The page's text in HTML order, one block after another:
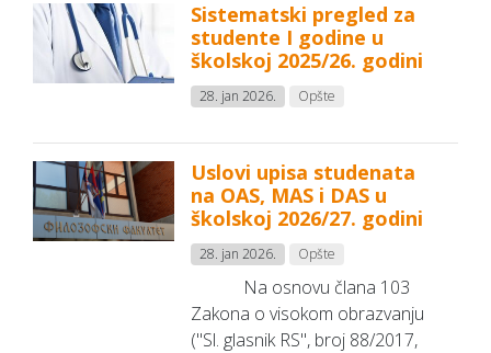
Sistematski pregled za
studente I godine u
školskoj 2025/26. godini
28. jan 2026. Opšte
Uslovi upisa studenata
na OAS, MAS i DAS u
školskoj 2026/27. godini
28. jan 2026. Opšte
Na osnovu člana 103
Zakona o visokom obrazvanju
("Sl. glasnik RS", broj 88/2017,